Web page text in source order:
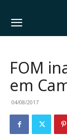
FOM
em
04/08/2017